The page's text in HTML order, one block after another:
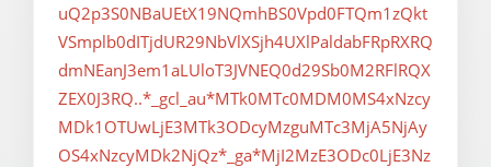
uQ2p3S0NBaUEtX19NQmhBS0Vpd0FTQm1zQkt
VSmplb0dITjdUR29NbVlXSjh4UXlPaldabFRpRXRQ
dmNEanJ3em1aLUloT3JVNEQ0d29Sb0M2RFlRQX
ZEX0J3RQ..*_gcl_au*MTk0MTc0MDM0MS4xNzcy
MDk1OTUwLjE3MTk3ODcyMzguMTc3MjA5NjAy
OS4xNzcyMDk2NjQz*_ga*MjI2MzE3ODc0LjE3Nz